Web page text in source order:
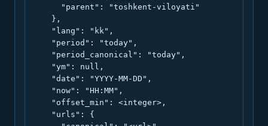
      "parent": "toshkent-viloyati"
    },
    "lang": "kk",
    "period": "today",
    "period_canonical": "today",
    "ym": null,
    "date": "YYYY-MM-DD",
    "now": "HH:MM",
    "offset_min": <integer>,
    "urls": {